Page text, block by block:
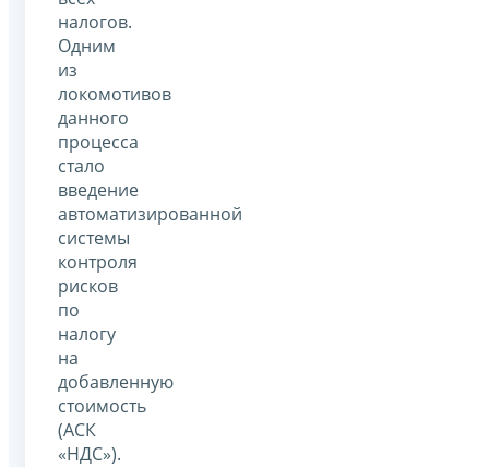
налогов.
Одним
из
локомотивов
данного
процесса
стало
введение
автоматизированной
системы
контроля
рисков
по
налогу
на
добавленную
стоимость
(АСК
«НДС»).